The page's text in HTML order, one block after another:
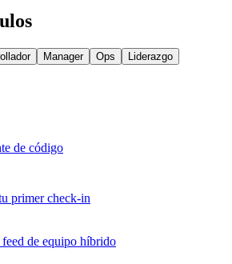
Manager Ops Liderazgo
de código
primer check-in
de equipo híbrido